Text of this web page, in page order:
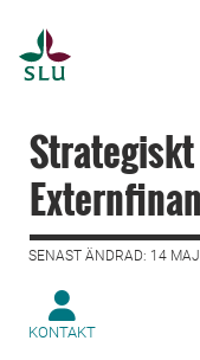
Strategiskt
SENAST ÄNDRAD: 14
KONTAKT